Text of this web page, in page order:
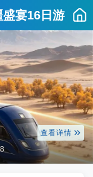
盛宴16日游
查看详情 